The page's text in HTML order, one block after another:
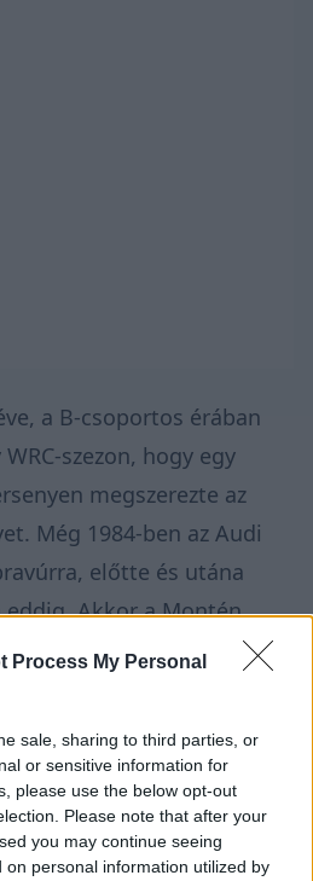
Process My Personal
sale, sharing to third parties, or
or sensitive information for
please use the below opt-out
Please note that after your
you may continue seeing
on personal information utilized by
a B-csoportos érában
szezon, hogy egy
megszerezte az
Még 1984-ben az Audi
előtte és utána
eddig. Akkor a Montén
Stig Blomqvist és Hannu
Blomqvist
és Per Eklund előtt.